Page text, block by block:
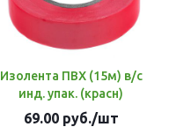
Изолента ПВХ (15м) в/с
инд. упак. (красн)
69.00руб./шт